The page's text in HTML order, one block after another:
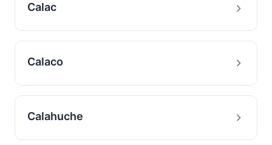
Calac
Calaco
Calahuche